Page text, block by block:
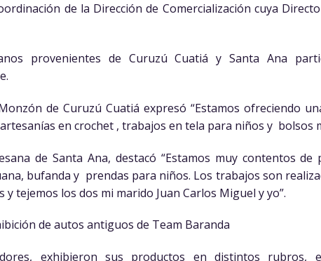
de la Dirección de Comercialización cuya
provenientes de Curuzú Cuatiá y Santa Ana
de Curuzú Cuatiá expresó “Estamos ofreciendo
en crochet , trabajos en tela para niños y bolsos
de Santa Ana, destacó “Estamos muy contentos de
bufanda y prendas para niños. Los trabajos son
tejemos los dos mi marido Juan Carlos Miguel y yo”.
de autos antiguos de Team Baranda
exhibieron sus productos en distintos rubros,